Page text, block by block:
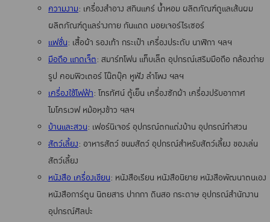
ความงาม: เครื่องสำอาง สกินแคร์ น้ำหอม ผลิตภัณฑ์ดูแลเส้นผม
ผลิตภัณฑ์ดูแลร่างกาย กันแดด มอยเจอร์ไรเซอร์
แฟชั่น: เสื้อผ้า รองเท้า กระเป๋า เครื่องประดับ นาฬิกา ฯลฯ
มือถือ แกดเจ็ต: สมาร์ทโฟน แท็บเล็ต อุปกรณ์เสริมมือถือ กล้องถ่าย
รูป คอมพิวเตอร์ โน๊ตบุ๊ค หูฟัง ลำโพง ฯลฯ
เครื่องใช้ไฟฟ้า: โทรทัศน์ ตู้เย็น เครื่องซักผ้า เครื่องปรับอากาศ
ไมโครเวฟ หม้อหุงข้าว ฯลฯ
บ้านและสวน: เฟอร์นิเจอร์ อุปกรณ์ตกแต่งบ้าน อุปกรณ์ทำสวน
สัตว์เลี้ยง: อาหารสัตว์ ขนมสัตว์ อุปกรณ์สำหรับสัตว์เลี้ยง ของเล่น
สัตว์เลี้ยง
หนังสือ เครื่องเขียน: หนังสือเรียน หนังสือนิยาย หนังสือพัฒนาตนเอง
หนังสือการ์ตูน นิตยสาร ปากกา ดินสอ กระดาษ อุปกรณ์สำนักงาน
อุปกรณ์ศิลปะ